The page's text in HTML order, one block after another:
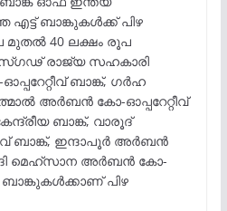
ബാങ്കുകൾക്ക് പിഴ
മുതൽ 40 ലക്ഷം രൂപ
രാജ്യ സഹകാരി
ബാങ്ക്, ഗർഹ
അർബൻ കോ-ഓപ്പറേറ്റീവ്
ബാങ്ക്, വാരൂദ്
ബാങ്ക്, ഇന്ദാപൂർ അർബൻ
ദി മെഹ്‌സാന അർബൻ കോ-
ബാങ്കുകൾക്കാണ് പിഴ